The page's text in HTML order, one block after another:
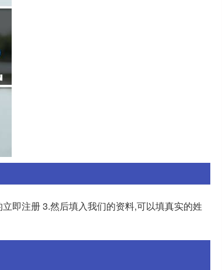
即注册 3.然后填入我们的资料,可以填真实的姓